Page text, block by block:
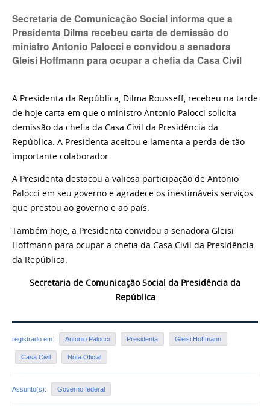
Secretaria de Comunicação Social informa que a
Presidenta Dilma recebeu carta de demissão do
ministro Antonio Palocci e convidou a senadora
Gleisi Hoffmann para ocupar a chefia da Casa Civil
A Presidenta da República, Dilma Rousseff, recebeu na tarde
de hoje carta em que o ministro Antonio Palocci solicita
demissão da chefia da Casa Civil da Presidência da
República. A Presidenta aceitou e lamenta a perda de tão
importante colaborador.
A Presidenta destacou a valiosa participação de Antonio
Palocci em seu governo e agradece os inestimáveis serviços
que prestou ao governo e ao país.
Também hoje, a Presidenta convidou a senadora Gleisi
Hoffmann para ocupar a chefia da Casa Civil da Presidência
da República.
Secretaria de Comunicação Social da Presidência da
República
registrado em: Antonio Palocci Presidenta Gleisi Hoffmann
Casa Civil Nota Oficial
Assunto(s): Governo federal